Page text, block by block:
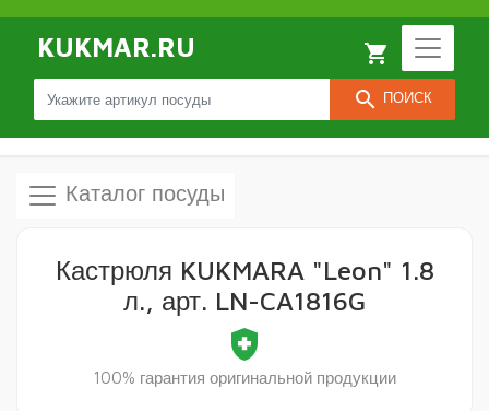
KUKMAR.RU
search ПОИСК
local_grocery_store
Каталог посуды
Кастрюля KUKMARA "Leon" 1.8
л., арт. LN-CA1816G
health_and_safety
100% гарантия оригинальной продукции